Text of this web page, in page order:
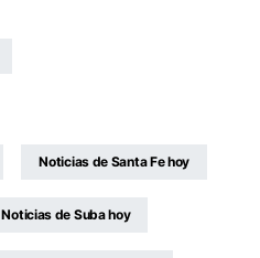
Noticias de Santa Fe hoy
Noticias de Suba hoy